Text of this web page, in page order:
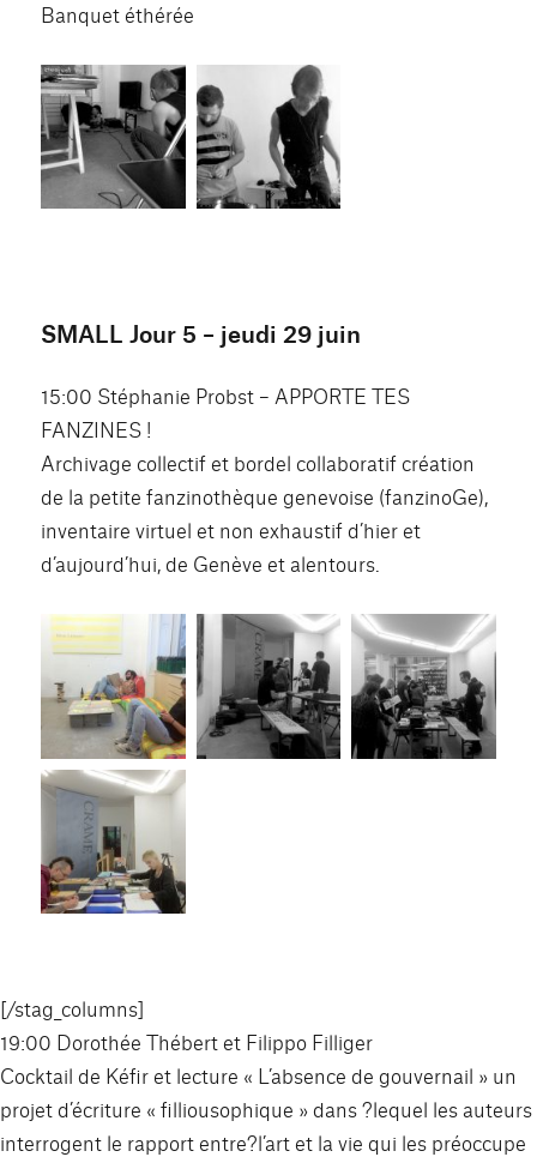
Banquet éthérée
SMALL Jour 5 – jeudi 29 juin
15:00 Stéphanie Probst – APPORTE TES
FANZINES !
Archivage collectif et bordel collaboratif création
de la petite fanzinothèque genevoise (fanzinoGe),
inventaire virtuel et non exhaustif d’hier et
d’aujourd’hui, de Genève et alentours.
[/stag_columns]
19:00 Dorothée Thébert et Filippo Filliger
Cocktail de Kéfir et lecture « L’absence de gouvernail » un
projet d’écriture « filliousophique » dans ?lequel les auteurs
interrogent le rapport entre?l’art et la vie qui les préoccupe